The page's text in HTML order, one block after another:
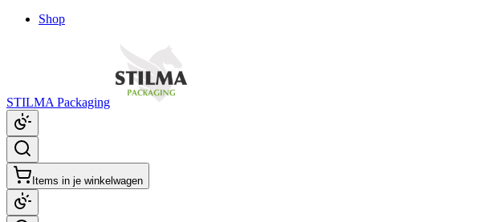
Shop
STILMA Packaging
Items in je winkelwagen